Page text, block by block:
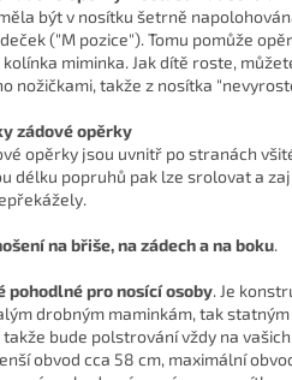
být v nosítku šetrně
("M pozice"). Tomu pomůže
miminka. Jak dítě roste,
nožičkami, takže z nosítka
zádové opěrky
opěrky jsou uvnitř po stranách
délku popruhů pak lze srolovat a
na břiše, na zádech a na boku.
pohodlné pro nosící osoby. Je
drobným maminkám, tak
bude polstrování vždy na
obvod cca 58 cm, maximální